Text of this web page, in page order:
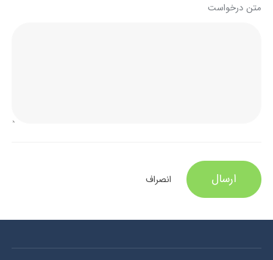
متن درخواست
ارسال انصراف